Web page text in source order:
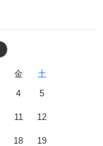
金
土
4 5
11 12
18 19